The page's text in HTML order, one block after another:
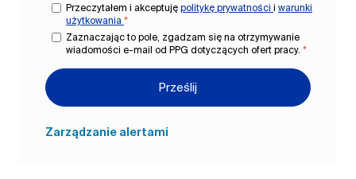
Przeczytałem i akceptuję politykę prywatności i warunki
użytkowania *
Zaznaczając to pole, zgadzam się na otrzymywanie
wiadomości e-mail od PPG dotyczących ofert pracy. *
Prześlij
Zarządzanie alertami